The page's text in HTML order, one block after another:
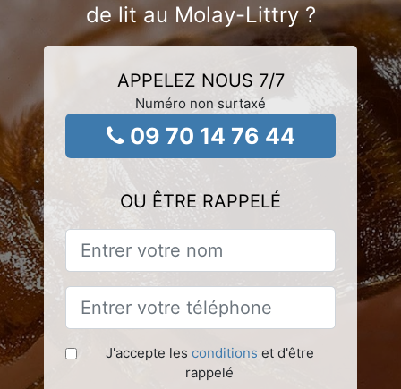
de lit au Molay-Littry ?
APPELEZ NOUS 7/7
Numéro non surtaxé
09 70 14 76 44
OU ÊTRE RAPPELÉ
J'accepte les conditions et d'être
rappelé